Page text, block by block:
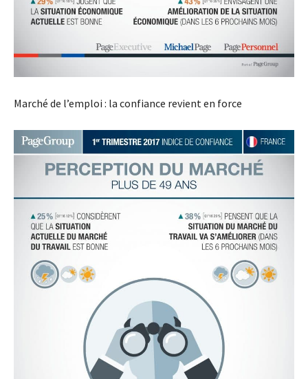
Marché de l’emploi : la confiance revient en force